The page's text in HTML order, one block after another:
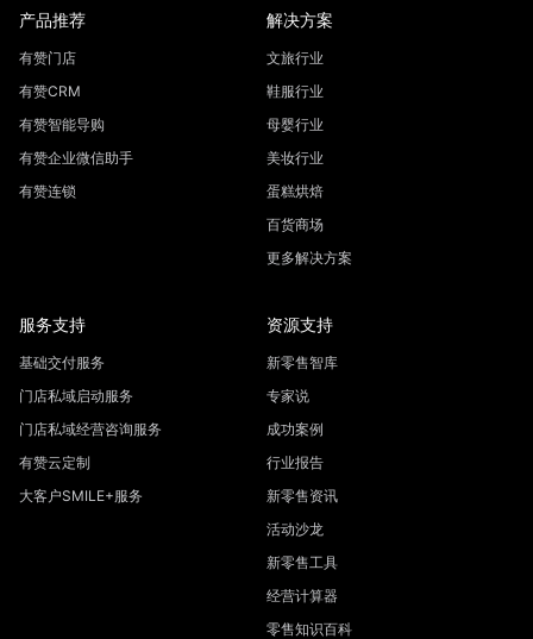
产品推荐
有赞门店
有赞CRM
有赞智能导购
有赞企业微信助手
有赞连锁
解决方案
文旅行业
鞋服行业
母婴行业
美妆行业
蛋糕烘焙
百货商场
更多解决方案
服务支持
基础交付服务
门店私域启动服务
门店私域经营咨询服务
有赞云定制
大客户SMILE+服务
资源支持
新零售智库
专家说
成功案例
行业报告
新零售资讯
活动沙龙
新零售工具
经营计算器
零售知识百科